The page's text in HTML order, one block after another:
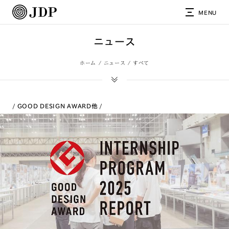
MENU
ニュース
ホーム ニュース すべて
GOOD DESIGN AWARD他